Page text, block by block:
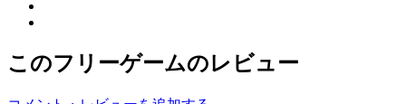
このフリーゲームのレビュー